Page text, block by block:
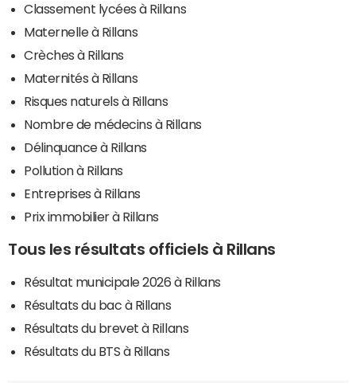
Classement lycées à Rillans
Maternelle à Rillans
Crèches à Rillans
Maternités à Rillans
Risques naturels à Rillans
Nombre de médecins à Rillans
Délinquance à Rillans
Pollution à Rillans
Entreprises à Rillans
Prix immobilier à Rillans
Tous les résultats officiels à Rillans
Résultat municipale 2026 à Rillans
Résultats du bac à Rillans
Résultats du brevet à Rillans
Résultats du BTS à Rillans